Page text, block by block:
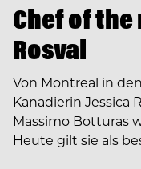
Chef of
Rosval
Von Montreal in
Kanadierin Jessica
Massimo Botturas
Heute gilt sie als